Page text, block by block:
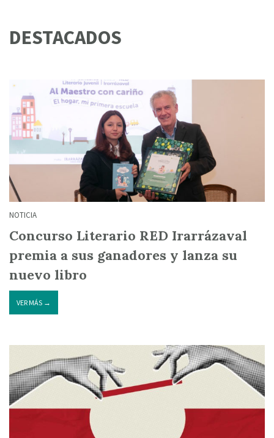
DESTACADOS
NOTICIA
Concurso Literario RED Irarrázaval
premia a sus ganadores y lanza su
nuevo libro
VER MÁS →